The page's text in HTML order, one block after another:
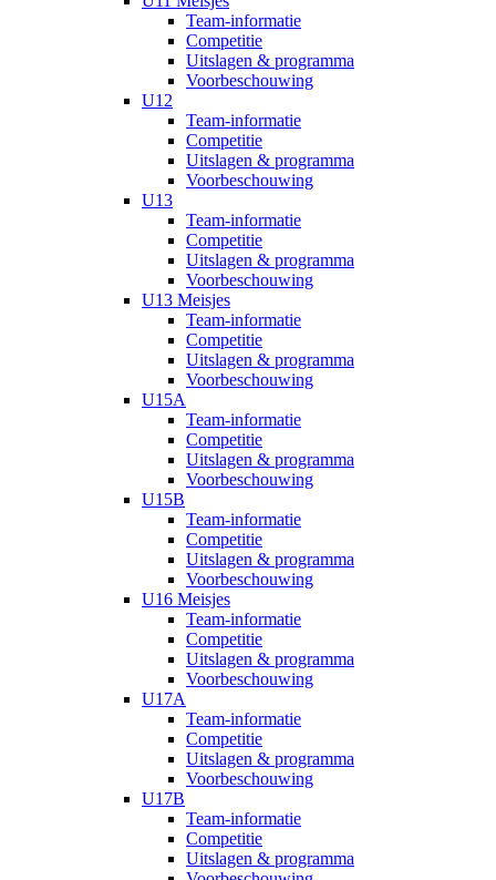
Team-informatie
Competitie
Uitslagen & programma
Voorbeschouwing
U12
Team-informatie
Competitie
Uitslagen & programma
Voorbeschouwing
U13
Team-informatie
Competitie
Uitslagen & programma
Voorbeschouwing
U13 Meisjes
Team-informatie
Competitie
Uitslagen & programma
Voorbeschouwing
U15A
Team-informatie
Competitie
Uitslagen & programma
Voorbeschouwing
U15B
Team-informatie
Competitie
Uitslagen & programma
Voorbeschouwing
U16 Meisjes
Team-informatie
Competitie
Uitslagen & programma
Voorbeschouwing
U17A
Team-informatie
Competitie
Uitslagen & programma
Voorbeschouwing
U17B
Team-informatie
Competitie
Uitslagen & programma